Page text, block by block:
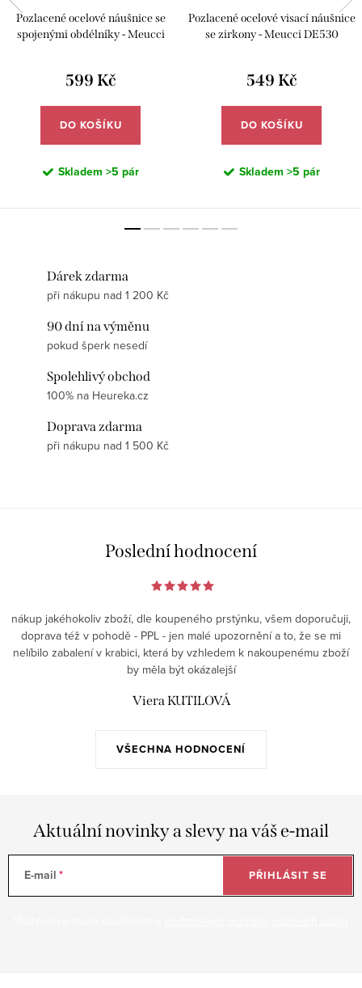
Pozlacené ocelové náušnice se
spojenými obdélníky - Meucci
599 Kč
DO KOŠÍKU
Skladem >5 pár
Pozlacené ocelové visací náušnice
se zirkony - Meucci DE530
549 Kč
DO KOŠÍKU
Skladem >5 pár
Dárek zdarma
při nákupu nad 1 200 Kč
90 dní na výměnu
pokud šperk nesedí
Spolehlivý obchod
100% na Heureka.cz
Doprava zdarma
při nákupu nad 1 500 Kč
Poslední hodnocení
VŠECHNA HODNOCENÍ
nákup jakéhokoliv zboží, dle koupeného prstýnku, všem doporučuji,
doprava též v pohodě - PPL - jen malé upozornění a to, že se mi
nelíbilo zabalení v krabici, která by vzhledem k nakoupenému zboží
by měla být okázalejší
Viera KUTILOVÁ
Aktuální novinky a slevy na váš e-mail
E-mail PŘIHLÁSIT SE